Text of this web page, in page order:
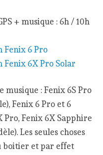
+ musique : 6h / 10h
Fenix 6 Pro
Fenix 6X Pro Solar
musique : Fenix 6S Pro
Fenix 6 Pro et 6
Pro, Fenix 6X Sapphire
Les seules choses
boitier et par effet